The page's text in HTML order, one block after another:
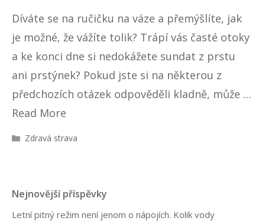
Díváte se na ručičku na váze a přemýšlíte, jak
je možné, že vážíte tolik? Trápí vás časté otoky
a ke konci dne si nedokážete sundat z prstu
ani prstýnek? Pokud jste si na některou z
předchozích otázek odpověděli kladně, může …
Read More
R
k
y
Zdravá strava
Nejnovější příspěvky
Letní pitný režim není jenom o nápojích. Kolik vody